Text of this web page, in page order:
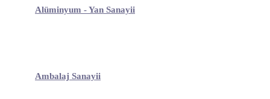
Alüminyum - Yan Sanayii
Ambalaj Sanayii